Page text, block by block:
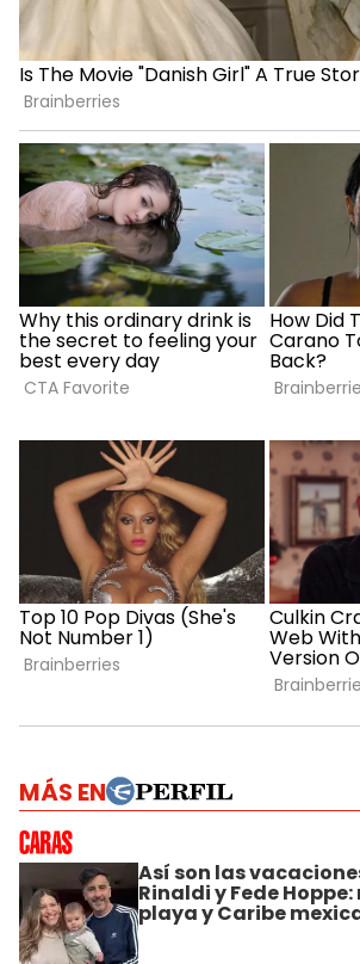
MÁS EN
Así son las
Rinaldi y Fede
playa y Caribe